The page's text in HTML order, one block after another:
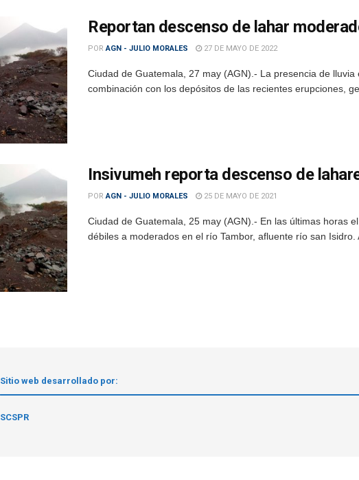
Reportan descenso de lahar
POR AGN - JULIO MORALES 27 DE MAYO DE 2022
Ciudad de Guatemala, 27 may (AGN).- La presencia de
combinación con los depósitos de las recientes erupciones,
Insivumeh reporta descenso de
POR AGN - JULIO MORALES 25 DE MAYO DE 2021
Ciudad de Guatemala, 25 may (AGN).- En las últimas horas
débiles a moderados en el río Tambor, afluente río san Isidro.
Sitio web desarrollado por:
SCSPR